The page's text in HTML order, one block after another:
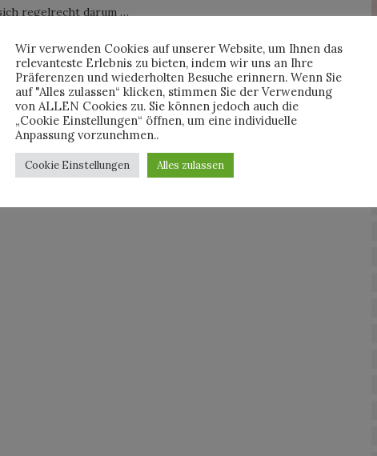
regelrecht darum …
READING
By PETERKEMPE
Wir verwenden Cookies auf unserer Website, um Ihnen das
relevanteste Erlebnis zu bieten, indem wir uns an Ihre
Präferenzen und wiederholten Besuche erinnern. Wenn Sie
auf "Alles zulassen“ klicken, stimmen Sie der Verwendung
von ALLEN Cookies zu. Sie können jedoch auch die
„Cookie Einstellungen“ öffnen, um eine individuelle
Anpassung vorzunehmen..
Cookie Einstellungen Alles zulassen